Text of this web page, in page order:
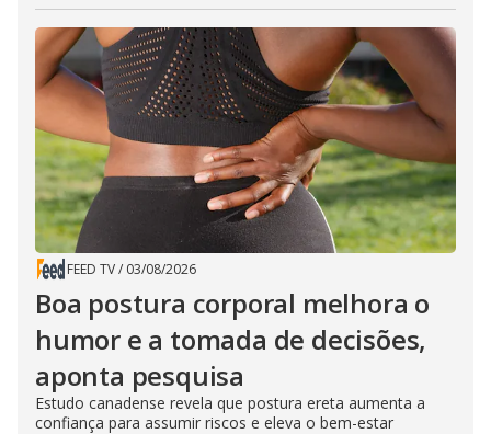
FEED TV/ 03/08/2026
Boa postura corporal melhora o
humor e a tomada de decisões,
aponta pesquisa
Estudo canadense revela que postura ereta aumenta a
confiança para assumir riscos e eleva o bem-estar